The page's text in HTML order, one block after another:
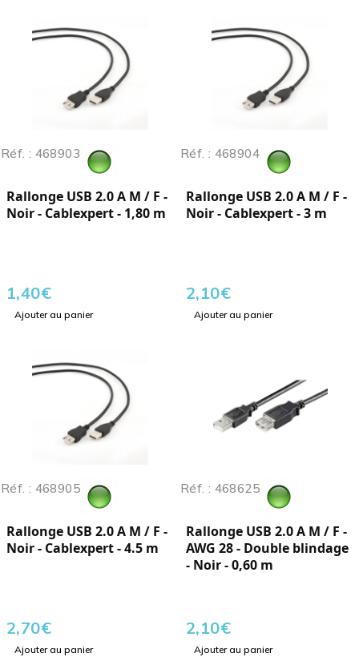
Réf. : 468903
Rallonge USB 2.0 A M / F -
Noir - Cablexpert - 1,80 m
1,40€
Ajouter au panier
Réf. : 468904
Rallonge USB 2.0 A M / F -
Noir - Cablexpert - 3 m
2,10€
Ajouter au panier
Réf. : 468905
Rallonge USB 2.0 A M / F -
Noir - Cablexpert - 4.5 m
2,70€
Ajouter au panier
Réf. : 468625
Rallonge USB 2.0 A M / F -
AWG 28 - Double blindage
- Noir - 0,60 m
2,10€
Ajouter au panier